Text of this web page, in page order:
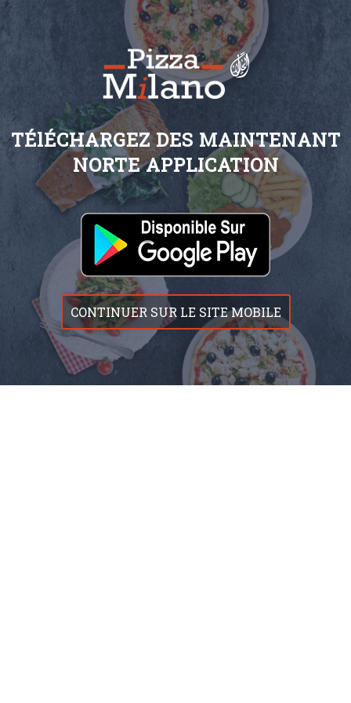
TÉlÉCHARGEZ DES MAINTENANT
NORTE APPLICATION
CONTINUER SUR LE SITE MOBILE